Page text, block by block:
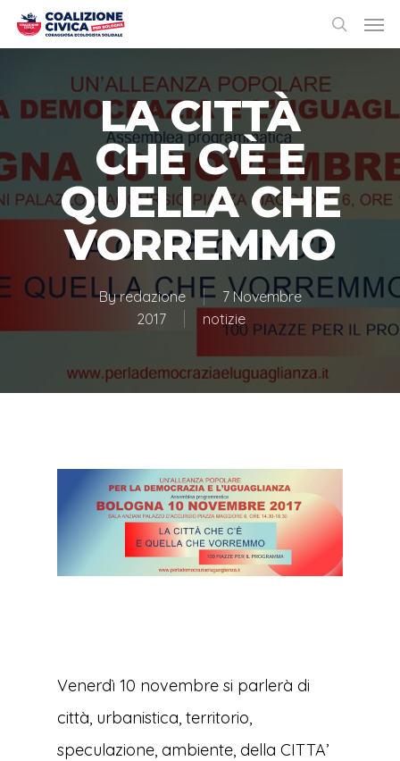
LA CITTÀ
CHE C’È E
QUELLA CHE
VORREMMO
Byredazione
7 Novembre
2017
notizie
Venerdì 10 novembre si parlerà di
città, urbanistica, territorio,
speculazione, ambiente, della CITTA’